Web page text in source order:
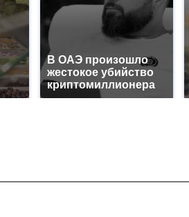
В ОАЭ произошло
жестокое убийство
криптомиллионера